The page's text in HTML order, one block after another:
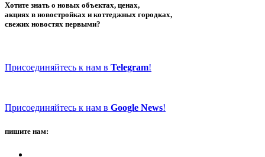
Хотите знать о новых объектах, ценах,
акциях в новостройках и коттеджных городках,
свежих новостях первыми?
Присоединяйтесь к нам в Telegram!
Присоединяйтесь к нам в Google News!
пишите нам: